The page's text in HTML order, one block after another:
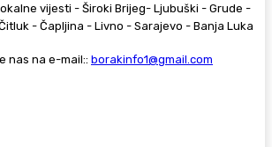
vijesti - Široki Brijeg- Ljubuški - Grude -
- Čapljina - Livno - Sarajevo - Banja Luka
nas na e-mail:: borakinfo1@gmail.com